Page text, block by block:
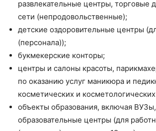
развлекательные центры, торговые
сети (непродовольственные);
детские оздоровительные центры
(персонала));
букмекерские конторы;
центры и салоны красоты,
по оказанию услуг маникюра и
косметических и косметологических
объекты образования, включая
образовательные центры (для